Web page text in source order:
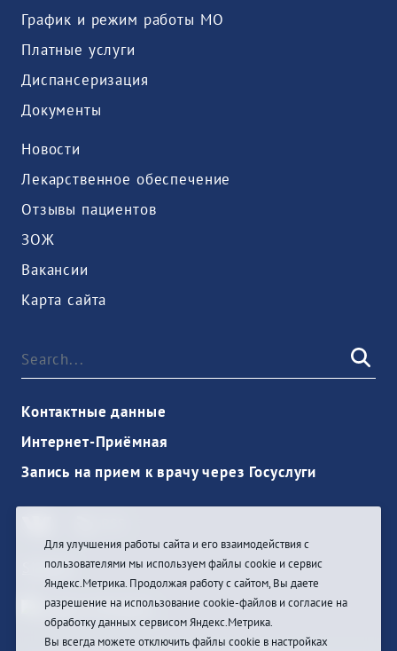
График и режим работы МО
Платные услуги
Диспансеризация
Документы
Новости
Лекарственное обеспечение
Отзывы пациентов
ЗОЖ
Вакансии
Карта сайта
Контактные данные
Интернет-Приёмная
Запись на прием к врачу через Госуслуги
Sign In
Для улучшения работы сайта и его взаимодействия с
пользователями мы используем файлы cookie и сервис
Яндекс.Метрика. Продолжая работу с сайтом, Вы даете
разрешение на использование cookie-файлов и согласие на
обработку данных сервисом Яндекс.Метрика.
Вы всегда можете отключить файлы cookie в настройках